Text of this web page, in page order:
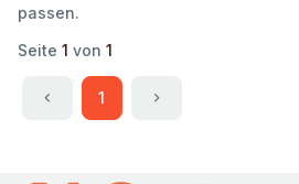
passen.
Seite 1 von 1
1